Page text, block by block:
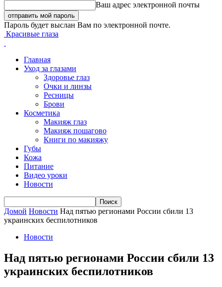
Ваш адрес электронной почты
Пароль будет выслан Вам по электронной почте.
Красивые глаза
Главная
Уход за глазами
Здоровье глаз
Очки и линзы
Ресницы
Брови
Косметика
Макияж глаз
Макияж пошагово
Книги по макияжу
Губы
Кожа
Питание
Видео уроки
Новости
Домой Новости Над пятью регионами России сбили 13
украинских беспилотников
Новости
Над пятью регионами России сбили 13
украинских беспилотников